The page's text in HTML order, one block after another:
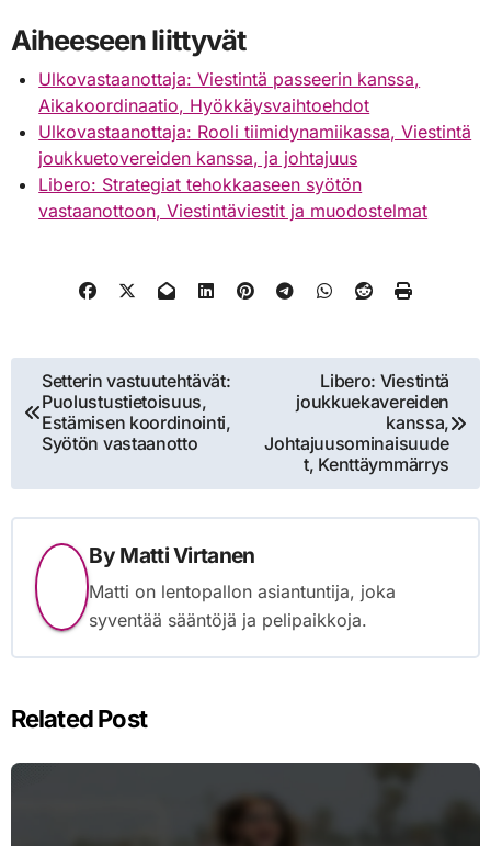
Aiheeseen liittyvät
Ulkovastaanottaja: Viestintä passeerin kanssa,
Aikakoordinaatio, Hyökkäysvaihtoehdot
Ulkovastaanottaja: Rooli tiimidynamiikassa, Viestintä
joukkuetovereiden kanssa, ja johtajuus
Libero: Strategiat tehokkaaseen syötön
vastaanottoon, Viestintäviestit ja muodostelmat
Post
navigation
Setterin vastuutehtävät:
Puolustustietoisuus,
Estämisen koordinointi,
Syötön vastaanotto
Libero: Viestintä
joukkuekavereiden
kanssa,
Johtajuusominaisuude
t, Kenttäymmärrys
By Matti Virtanen
Matti on lentopallon asiantuntija, joka
syventää sääntöjä ja pelipaikkoja.
Related Post